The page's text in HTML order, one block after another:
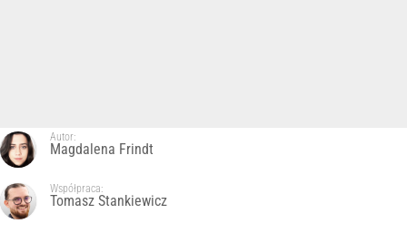
Autor:
Magdalena Frindt
Współpraca:
Tomasz Stankiewicz